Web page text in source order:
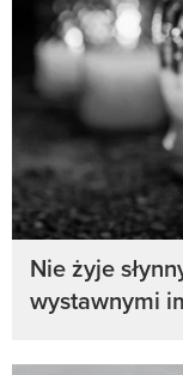
Nie żyje
wystawnymi